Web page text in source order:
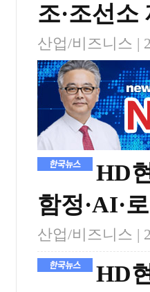
조·조선소
산업/비즈니스 |
HD
함정·AI·
산업/비즈니스 |
HD